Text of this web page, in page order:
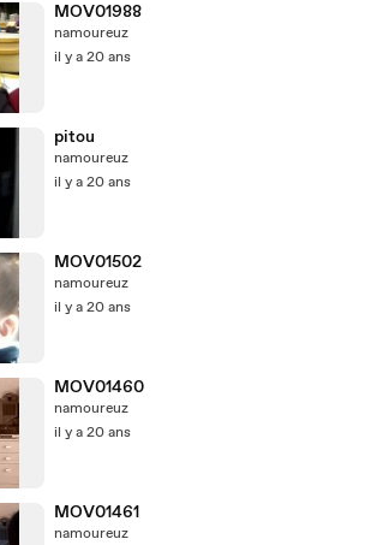
MOV01988
namoureuz
il y a 20 ans
pitou
namoureuz
il y a 20 ans
MOV01502
namoureuz
il y a 20 ans
MOV01460
namoureuz
il y a 20 ans
MOV01461
namoureuz